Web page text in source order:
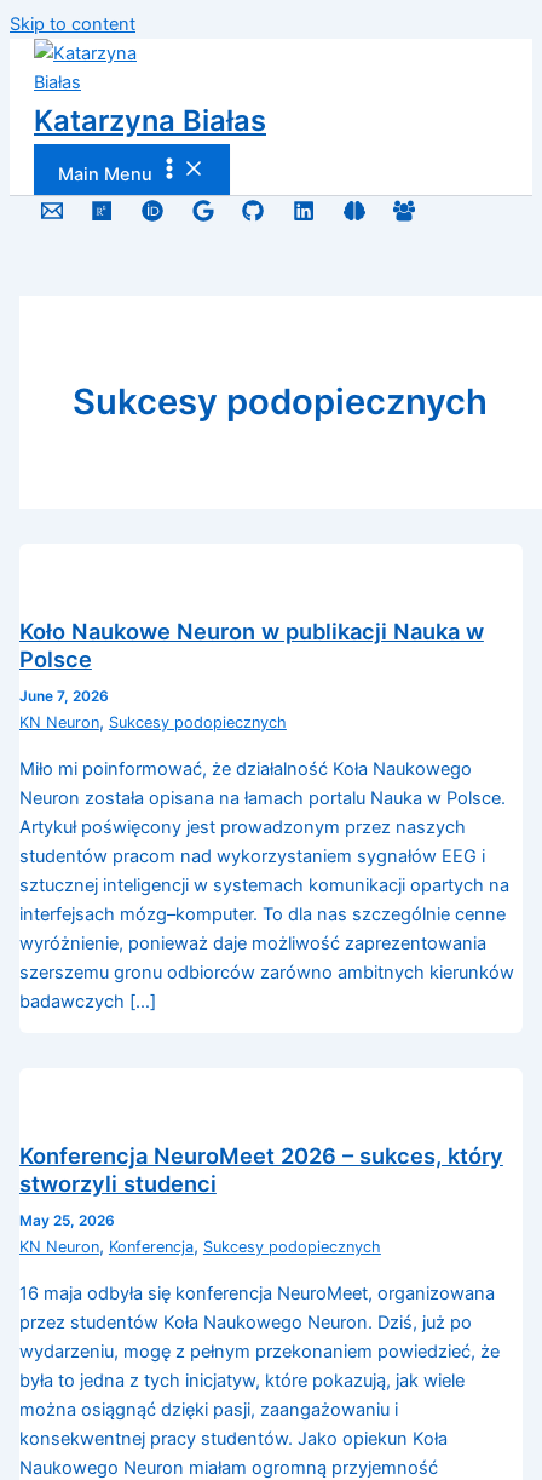
Skip to content
Katarzyna Białas
Main Menu
Sukcesy podopiecznych
Koło Naukowe Neuron w publikacji Nauka w
Polsce
June 7, 2026
KN Neuron, Sukcesy podopiecznych
Miło mi poinformować, że działalność Koła Naukowego
Neuron została opisana na łamach portalu Nauka w Polsce.
Artykuł poświęcony jest prowadzonym przez naszych
studentów pracom nad wykorzystaniem sygnałów EEG i
sztucznej inteligencji w systemach komunikacji opartych na
interfejsach mózg–komputer. To dla nas szczególnie cenne
wyróżnienie, ponieważ daje możliwość zaprezentowania
szerszemu gronu odbiorców zarówno ambitnych kierunków
badawczych […]
Konferencja NeuroMeet 2026 – sukces, który
stworzyli studenci
May 25, 2026
KN Neuron, Konferencja, Sukcesy podopiecznych
16 maja odbyła się konferencja NeuroMeet, organizowana
przez studentów Koła Naukowego Neuron. Dziś, już po
wydarzeniu, mogę z pełnym przekonaniem powiedzieć, że
była to jedna z tych inicjatyw, które pokazują, jak wiele
można osiągnąć dzięki pasji, zaangażowaniu i
konsekwentnej pracy studentów. Jako opiekun Koła
Naukowego Neuron miałam ogromną przyjemność